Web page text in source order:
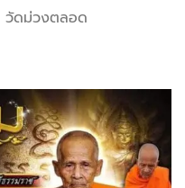
วัดม่วงตลอด